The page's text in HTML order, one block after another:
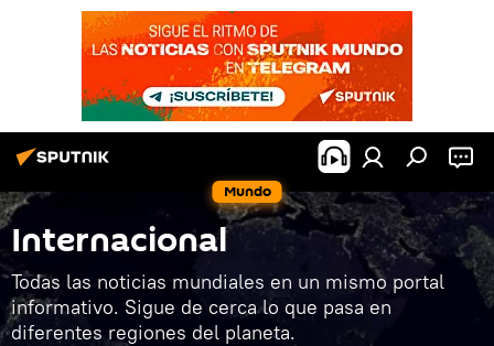
Mundo
Internacional
Todas las noticias mundiales en un mismo portal
informativo. Sigue de cerca lo que pasa en
diferentes regiones del planeta.